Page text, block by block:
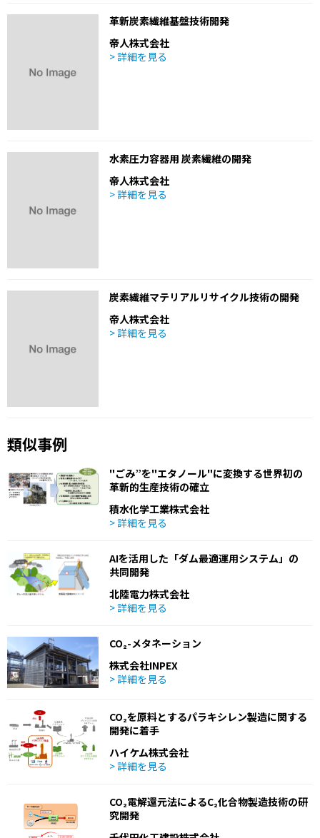
革新炭素繊維基盤技術開発
帝人株式会社
> 詳細を見る
水素圧力容器用 炭素繊維の開発
帝人株式会社
> 詳細を見る
炭素繊維マテリアルリサイクル技術の開発
帝人株式会社
> 詳細を見る
類似事例
"ごみ”を"エタノール"に変換する世界初の
革新的生産技術の確立
積水化学工業株式会社
> 詳細を見る
AIを活用した「ダム最適運用システム」の
共同開発
北陸電力株式会社
> 詳細を見る
CO₂-メタネーション
株式会社INPEX
> 詳細を見る
CO₂を原料とするパラキシレン製造に関する
開発に着手
ハイケム株式会社
> 詳細を見る
CO₂電解還元法によるC₂化合物製造技術の研
究開発